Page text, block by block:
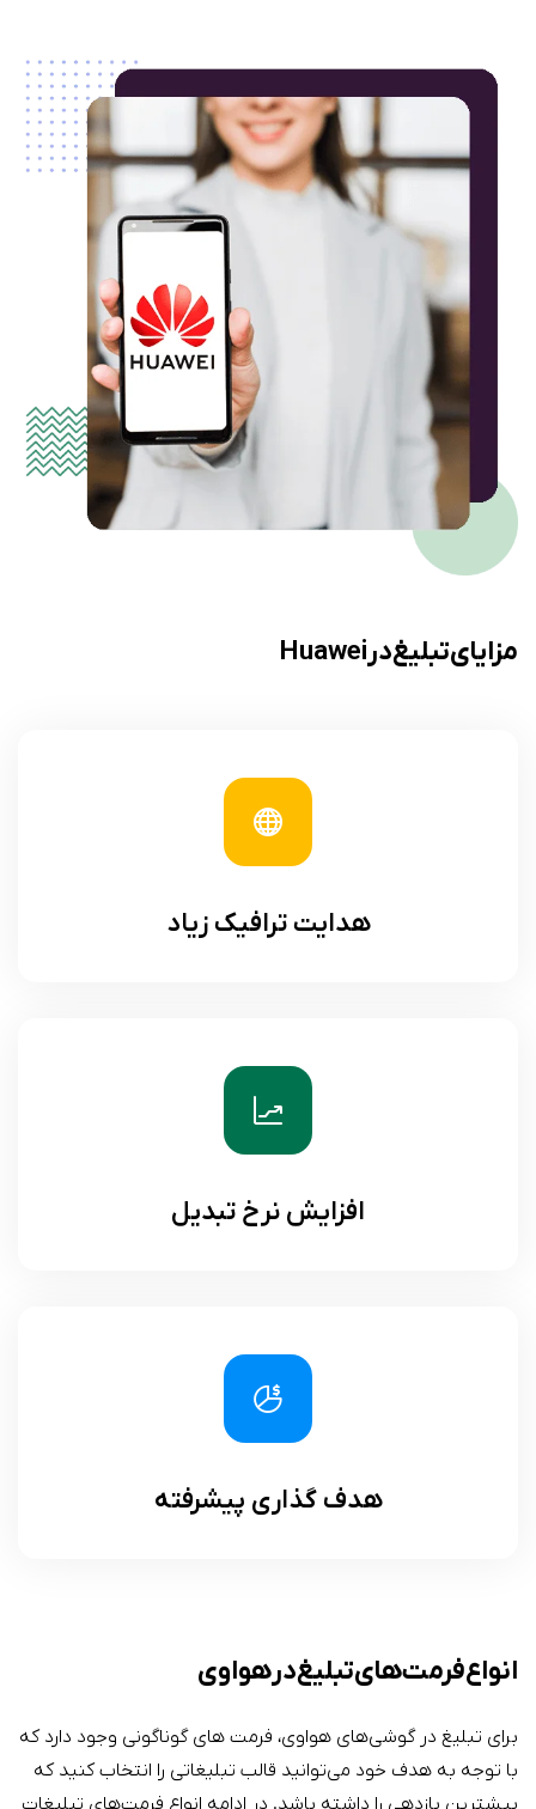
مزایای تبلیغ در Huawei
هدایت ترافیک زیاد
افزایش نرخ تبدیل
هدف گذاری پیشرفته
انواع فرمت‌های تبلیغ در هواوی
برای تبلیغ در گوشی‌های هواوی، فرمت های گوناگونی وجود دارد که
با توجه به هدف خود می‌توانید قالب تبلیغاتی را انتخاب کنید که
بیشترین بازدهی را داشته باشد. در ادامه انواع فرمت‌های تبلیغات